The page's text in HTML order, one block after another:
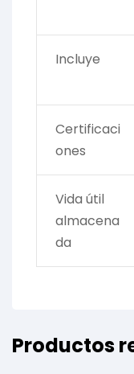
Incluye
Certificaci
ones
Vida útil
almacena
da
Productos